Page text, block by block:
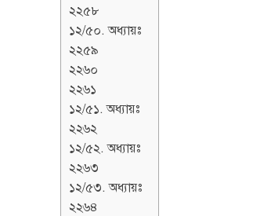
২২৫৮
১২/৫০. অধ্যায়ঃ
২২৫৯
২২৬০
২২৬১
১২/৫১. অধ্যায়ঃ
২২৬২
১২/৫২. অধ্যায়ঃ
২২৬৩
১২/৫৩. অধ্যায়ঃ
২২৬৪